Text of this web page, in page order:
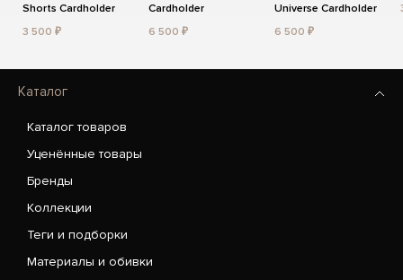
Shorts Cardholder
3 500 ₽
Cardholder
6 500 ₽
Universe Cardholder
6 500 ₽
Каталог
Каталог товаров
Уценённые товары
Бренды
Коллекции
Теги и подборки
Материалы и обивки